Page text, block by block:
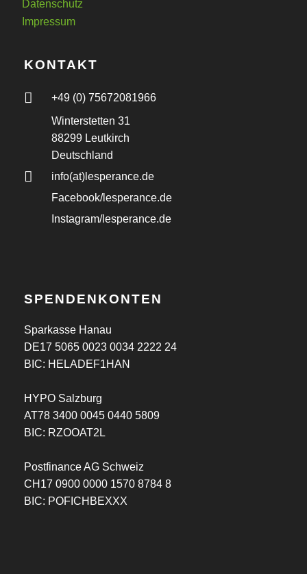
Simbabwe
news
Managerwechsel in Kinyo
news
Datenschutz
Impressum
KONTAKT
+49 (0) 75672081966
Winterstetten 31
88299 Leutkirch
Deutschland
info(at)lesperance.de
Facebook/lesperance.de
Instagram/lesperance.de
SPENDENKONTEN
Sparkasse Hanau
DE17 5065 0023 0034 2222 24
BIC: HELADEF1HAN
HYPO Salzburg
AT78 3400 0045 0440 5809
BIC: RZOOAT2L
Postfinance AG Schweiz
CH17 0900 0000 1570 8784 8
BIC: POFICHBEXXX